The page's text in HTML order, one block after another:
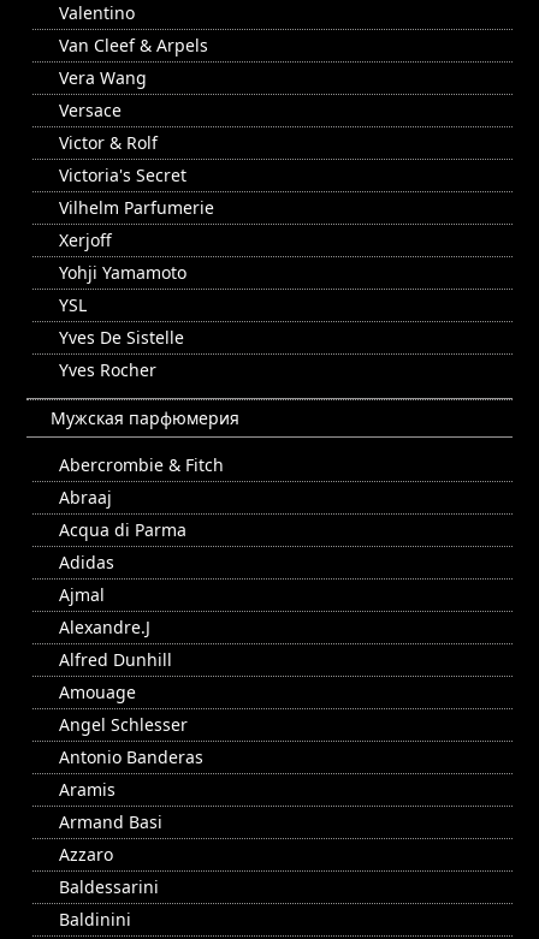
Valentino
Van Cleef & Arpels
Vera Wang
Versace
Victor & Rolf
Victoria's Secret
Vilhelm Parfumerie
Xerjoff
Yohji Yamamoto
YSL
Yves De Sistelle
Yves Rocher
Мужская парфюмерия
Abercrombie & Fitch
Abraaj
Acqua di Parma
Adidas
Ajmal
Alexandre.J
Alfred Dunhill
Amouage
Angel Schlesser
Antonio Banderas
Aramis
Armand Basi
Azzaro
Baldessarini
Baldinini